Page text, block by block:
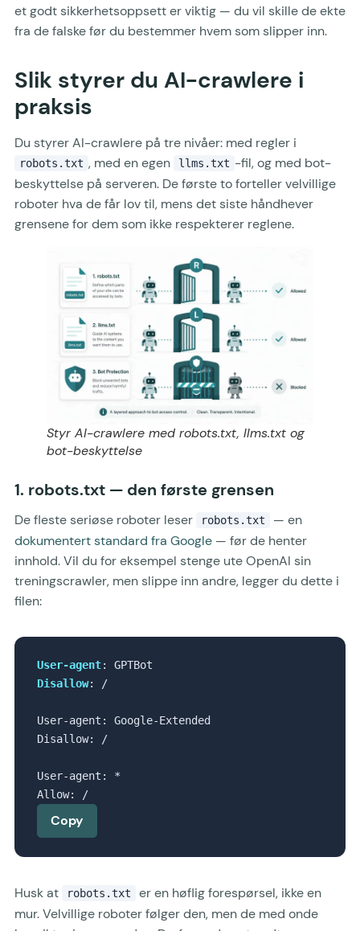
et godt sikkerhetsoppsett er viktig — du vil skille de ekte
fra de falske før du bestemmer hvem som slipper inn.
Slik styrer du AI-crawlere i
praksis
Du styrer AI-crawlere på tre nivåer: med regler i
robots.txt , med en egen llms.txt -fil, og med bot-
beskyttelse på serveren. De første to forteller velvillige
roboter hva de får lov til, mens det siste håndhever
grensene for dem som ikke respekterer reglene.
Styr AI-crawlere med robots.txt, llms.txt og
bot-beskyttelse
1. robots.txt — den første grensen
De fleste seriøse roboter leser robots.txt
— en
dokumentert standard fra Google — før de henter
innhold. Vil du for eksempel stenge ute OpenAI sin
treningscrawler, men slippe inn andre, legger du dette i
filen:
User-agent
Disallow: /
User-agent: Google-Extended
Disallow: /
User-agent: *
Allow: /
Copy
Husk at robots.txt
er en høflig forespørsel, ikke en
mur. Velvillige roboter følger den, men de med onde